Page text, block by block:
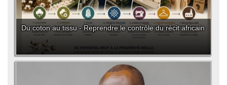
Du coton au tissu - Reprendre le contrôle du récit africain